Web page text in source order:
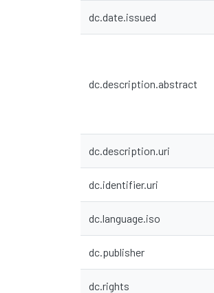
dc.date.issued
dc.description.abstract
dc.description.uri
dc.identifier.uri
dc.language.iso
dc.publisher
dc.rights